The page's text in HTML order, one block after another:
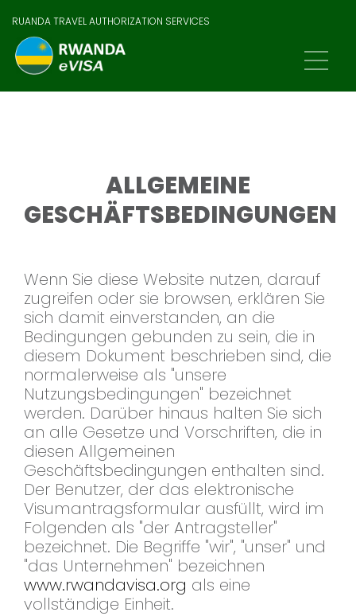
RUANDA TRAVEL AUTHORIZATION SERVICES
ALLGEMEINE
GESCHÄFTSBEDINGUNGEN
Wenn Sie diese Website nutzen, darauf
zugreifen oder sie browsen, erklären Sie
sich damit einverstanden, an die
Bedingungen gebunden zu sein, die in
diesem Dokument beschrieben sind, die
normalerweise als "unsere
Nutzungsbedingungen" bezeichnet
werden. Darüber hinaus halten Sie sich
an alle Gesetze und Vorschriften, die in
diesen Allgemeinen
Geschäftsbedingungen enthalten sind.
Der Benutzer, der das elektronische
Visumantragsformular ausfüllt, wird im
Folgenden als "der Antragsteller"
bezeichnet. Die Begriffe "wir", "unser" und
"das Unternehmen" bezeichnen
www.rwandavisa.org als eine
vollständige Einheit.